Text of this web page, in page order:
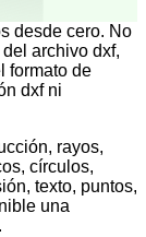
desde cero. No
archivo dxf,
formato de
dxf ni
rayos,
círculos,
texto, puntos,
una